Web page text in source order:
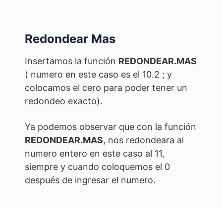
Redondear Mas
Insertamos la función REDONDEAR.MAS
( numero en este caso es el 10.2 ; y
colocamos el cero para poder tener un
redondeo exacto).
Ya podemos observar que con la función
REDONDEAR.MAS, nos redondeara al
numero entero en este caso al 11,
siempre y cuando coloquemos el 0
después de ingresar el numero.